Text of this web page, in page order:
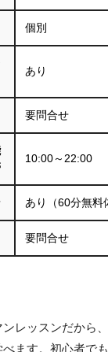
個別
あり
要問合せ
10:00～22:00
あり（60分無料
要問合せ
レッスンだから
ます。初心者で